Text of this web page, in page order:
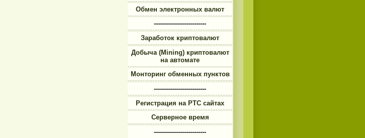
Обмен электронных валют
--------------------------
Заработок криптовалют
Добыча (Mining) криптовалют
на автомате
Монторинг обменных пунктов
--------------------------
Регистрация на PTC сайтах
Серверное время
--------------------------